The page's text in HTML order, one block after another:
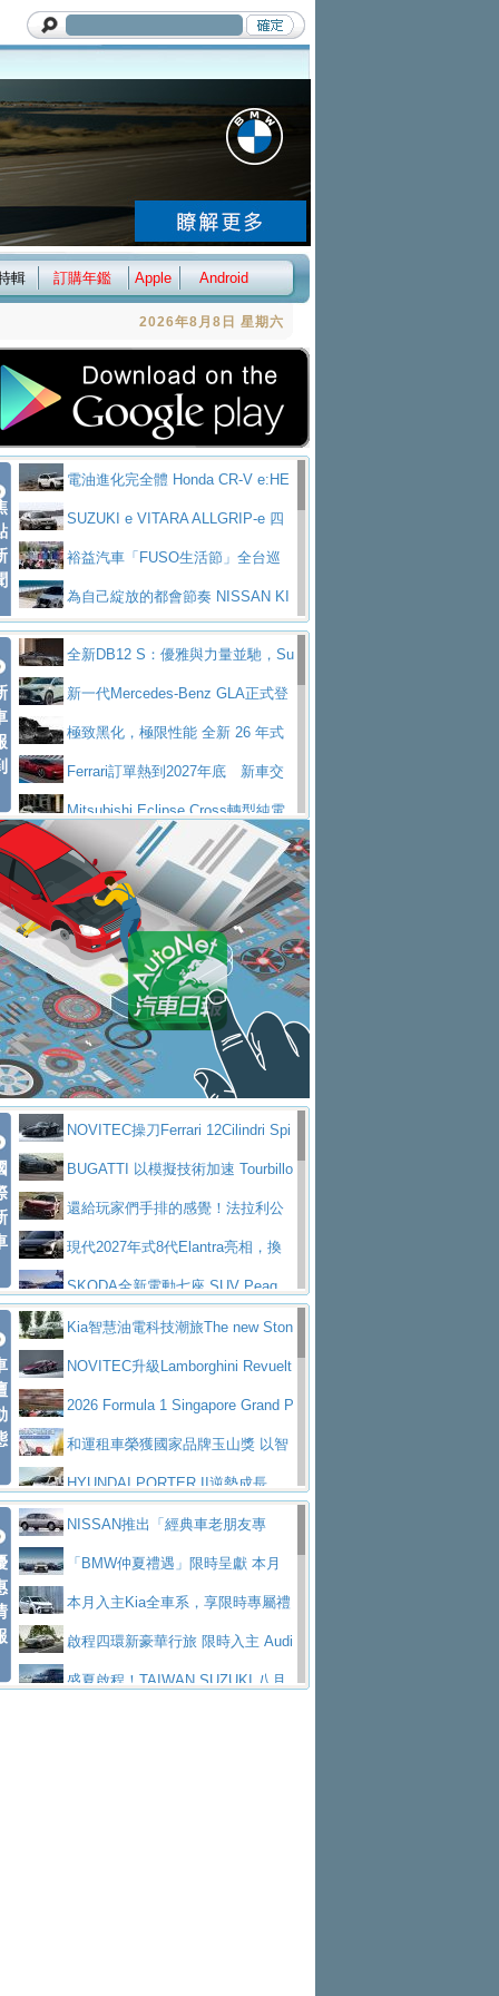
輯 訂購年鑑 Apple Android
2026年8月8日 星期六
電油進化完全體 Honda CR-V e:HE
V PrestigeSUZUKI e VITARA ALLGRIP-e 四
驅精神的純電新詮釋
裕益汽車「FUSO生活節」全台巡
迴 結合生活體驗、交通安全與購車優惠
為自己綻放的都會節奏 NISSAN KI
CKS SAKURA為品味獨具層峰買家打造的頂級座
駕，MAZDA CX-90 33T AWD Premium Ca
ptain Seat
EV
技的座駕! Ford Territory中型油電休旅
SO Super Great今日在台登場，結合先進安
全輔助科技
ntis四品牌經銷權，全新多品牌旗艦展示中
心開幕啟用
屏東特搜大隊再添新利器 SITRAK
救助器材車買氣不衰、SUZUKI經銷商勇於開啟
全新大店，新北都鈴木占地500坪土城旗艦
展示中心開幕
2025第七屆ISUZU運轉職人挑戰賽
熱血登場 展現極致車技與專業職人精神
H2GP世界總決賽圓滿落幕 台灣團
隊表現精彩淨零減碳指標性應用 純電動水泥預
拌車 消防車除了滅火裝備還需要什麼？
一探SITRAK “準” 消防車的究竟
大益金龍初試啼聲，汽柴油5噸貨車
不是對手正宗年鑑2025年全球自動車年鑑1月
下旬問世！2024第六屆ISUZU運轉職人挑戰賽
首度前進南台灣熱烈開戰
豪華電能休旅新星 Audi Q4 Sportba
ck 55 e-tron S lineScania Taiwan 逆風而行，加深力
道投資布局
全新DB12 S：優雅與力量並馳，Su
per Tourer的顛峰之作
新一代Mercedes-Benz GLA正式登
場 續航最高657公里、支援320kW快充
極致黑化，極限性能 全新 26 年式
DEFENDER OCTA BLACK 限量登台
Ferrari訂單熱到2027年底 新車交
付至少得等一年以上
Mitsubishi Eclipse Cross轉型純電
休旅 87kWh電池續航超過600公里
全新BMW 318i Touring豪華旅行車
全台限量200台 進化現型
不等零關稅的紅利，Jeep品牌今日
起展開首批車交車
Volvo EX60 即將叩關，靜肅性、底
盤與數位介面搶先揭露
Audi Q9 將於 2026 年底上市 旗艦
大型 SUV 鎖定七人座豪華市場
BMW攜手漫威電影【蜘蛛人：重生
日】 Skoda 發表全新 Peaq 內裝：七人
座純電旗艦 SUV，行李廂最大可達 935 公
升
全新純電 Mercedes-Benz C 400 4
MATIC Electric 登場
奢華與科技大躍進，MAZDA全新3
代CX-5全方位進化提前亮相並展開預售94.9
萬起
馬自達公布 2027 年式 MX-5 更
新，新增 Yakudo 特別版
Skoda Peaq 發表全新電動動力系
統 最長續航逾 640 公里、支援雙向供電
BMW M2 首度導入 xDrive 四驅，
美國與瑞士需求成關鍵推手
The all-new T-Roc 魅力 自成焦點
Maserati GT2 Stradale「Tribute to
MC12」全球首度亮相
迎接 RANGE ROVER 品牌家族第
五位成員 全新 RANGE ROVER GT 預告登
場
造型華麗時尚、科技座艙再進化，P
eugeot 208小改款發表上市94.8萬起
NOVITEC操刀Ferrari 12Cilindri Spi
der 碳纖維空力、鍛造輪圈與Inconel排氣
上身
BUGATTI 以模擬技術加速 Tourbillo
n 動態開發還給玩家們手排的感覺！法拉利公
布12Cilidri Manaule手排超跑產品細節
現代2027年式8代Elantra亮相，換
裝更銳利的造型、更先進的資訊娛樂系統及
更高效的動力
SKODA全新電動七座 SUV Peaq
問世，擁有品牌史上最寬敞且豪華的座艙
AUDI推出首款高性能油電超跑Nuvo
lari，0到100公里加速2.6秒、極速350公里
／小時
百年三叉戟傳奇再啟程 Maserati 重
返 1000 Miglia 傳承競速榮耀
法拉利首款純電跑車Luce亮相，最
大馬力超過1000匹並具備530公里最大續航
里程
小車大空間、座艙科技更先進，SK
ODA發表全新純電跨界休旅Eipq祭平民化車
價89萬起
賓士AMG.EA專屬平台首作，Merc
edes-AMG 全新GT 4-Door Coupe全球首發
福斯推出首款GTI純電性能掀背ID.
Polo GTI，擁有226匹馬力和零百加速 6.8
秒的實力
Jaguar 公布四門 GT車款正式車名
為JAGUAR TYPE 01
終於跟上進度，LEXUS發表首款三
排六座純電旗艦休旅 TZ
有錢也買不到的Golf R！福斯打造
全新Golf R 24h賽車將挑戰紐柏林24小時耐
SKODA公布全新小型純電跨界休旅
Kia智慧油電科技潮旅The new Ston
ic 1-7月累計銷量創歷史新高
NOVITEC升級Lamborghini Revuelt
o 綜效輸出增至1,048匹
2026 Formula 1 Singapore Grand P
rix 新加坡大獎賽 Audi 極速之旅開放報名
和運租車榮獲國家品牌玉山獎 以智
慧移動與綠能創新
HYUNDAI PORTER II逆勢成長，
勇奪中型貨車銷售冠軍
父親節霸氣獻禮！PGO 威力125 最
低入手價 $60,900 起 省油ｘ安全ｘ大空間
陪爸爸輕鬆
福斯商旅挺頭家 推出「德系質感 精
算圓夢」專案yundai推出AllDayEnergy能源服
務 讓電動車化身行動儲能系統
NISSAN X-TRAIL 上市首月銷量
躋身同級前3名Toyota歐洲純電車銷量翻倍 2026
NISSAN推出「經典車老朋友專
案」 以匠人精神煥新珍品座駕
「BMW仲夏禮遇」限時呈獻 本月
入主即享尊榮豪華五星假期 多元優購方案
同步實施
本月入主Kia全車系，享限時專屬禮
遇 啟程四環新豪華行旅 限時入主 Audi
A6 旗艦陣容 低月付5,888元起及3 年乙式險
盛夏啟程！TAIWAN SUZUKI 八月